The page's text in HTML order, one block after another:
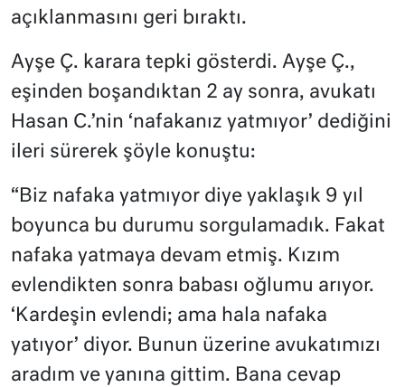
açıklanmasını geri bıraktı.
Ayşe Ç. karara tepki gösterdi. Ayşe Ç.,
eşinden boşandıktan 2 ay sonra, avukatı
Hasan C.’nin ‘nafakanız yatmıyor’ dediğini
ileri sürerek şöyle konuştu:
“Biz nafaka yatmıyor diye yaklaşık 9 yıl
boyunca bu durumu sorgulamadık. Fakat
nafaka yatmaya devam etmiş. Kızım
evlendikten sonra babası oğlumu arıyor.
‘Kardeşin evlendi; ama hala nafaka
yatıyor’ diyor. Bunun üzerine avukatımızı
aradım ve yanına gittim. Bana cevap